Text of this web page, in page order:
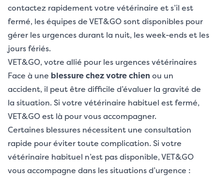
contactez rapidement votre vétérinaire et s’il est
fermé, les équipes de VET&GO sont disponibles pour
gérer les urgences durant la nuit, les week-ends et les
jours fériés.
VET&GO, votre allié pour les urgences vétérinaires
Face à une blessure chez votre chien ou un
accident, il peut être difficile d’évaluer la gravité de
la situation. Si votre vétérinaire habituel est fermé,
VET&GO est là pour vous accompagner.
Certaines blessures nécessitent une consultation
rapide pour éviter toute complication. Si votre
vétérinaire habituel n’est pas disponible, VET&GO
vous accompagne dans les situations d’urgence :